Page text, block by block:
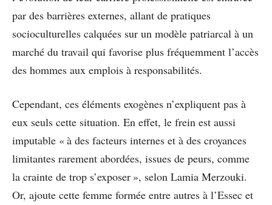
par des barrières externes, allant de pratiques
socioculturelles calquées sur un modèle patriarcal à un
marché du travail qui favorise plus fréquemment l’accès
des hommes aux emplois à responsabilités.
Cependant, ces éléments exogènes n’expliquent pas à
eux seuls cette situation. En effet, le frein est aussi
imputable « à des facteurs internes et à des croyances
limitantes rarement abordées, issues de peurs, comme
la crainte de trop s’exposer », selon Lamia Merzouki.
Or, ajoute cette femme formée entre autres à l’Essec et